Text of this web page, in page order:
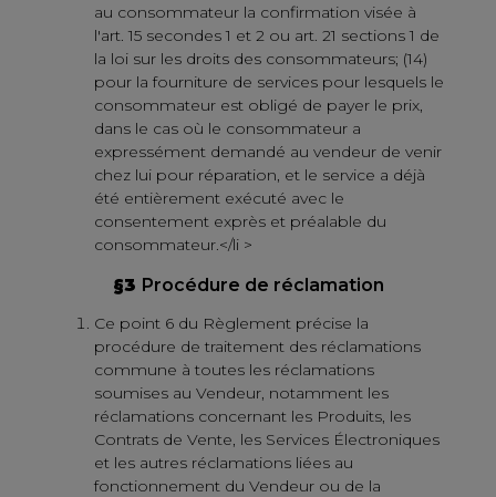
au consommateur la confirmation visée à
l'art. 15 secondes 1 et 2 ou art. 21 sections 1 de
la loi sur les droits des consommateurs; (14)
pour la fourniture de services pour lesquels le
consommateur est obligé de payer le prix,
dans le cas où le consommateur a
expressément demandé au vendeur de venir
chez lui pour réparation, et le service a déjà
été entièrement exécuté avec le
consentement exprès et préalable du
consommateur.</li >
§3 Procédure de réclamation
Ce point 6 du Règlement précise la
procédure de traitement des réclamations
commune à toutes les réclamations
soumises au Vendeur, notamment les
réclamations concernant les Produits, les
Contrats de Vente, les Services Électroniques
et les autres réclamations liées au
fonctionnement du Vendeur ou de la